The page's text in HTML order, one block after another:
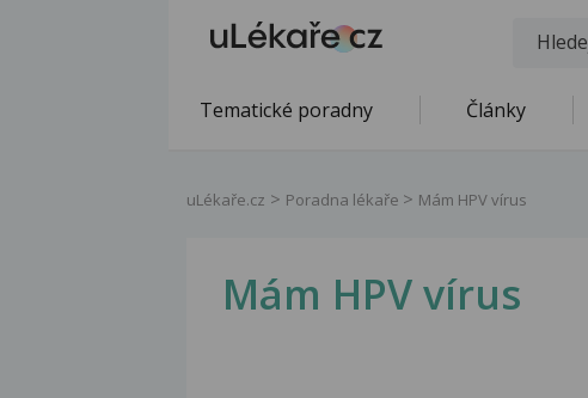
Tematické poradny Články
uLékaře.cz Poradna lékaře Mám HPV vírus
Mám HPV vírus